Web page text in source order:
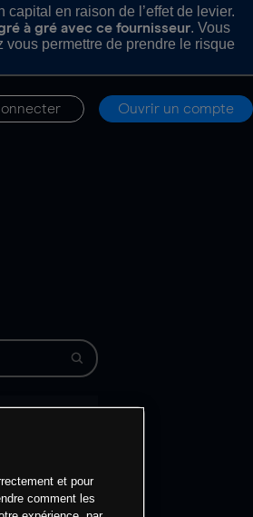
en raison de l’effet de levier.
à gré avec ce fournisseur. Vous
permettre de prendre le risque
Ouvrir un compte
et pour
comment les